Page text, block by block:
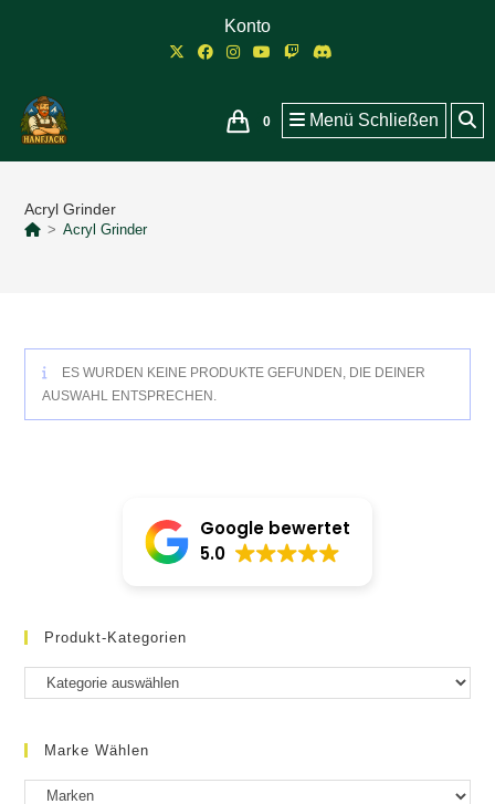
Konto
0 Menü Schließen
Acryl Grinder
> Acryl Grinder
ES WURDEN KEINE PRODUKTE GEFUNDEN, DIE DEINER
AUSWAHL ENTSPRECHEN.
Google bewertet
5.0
Produkt-Kategorien
Marke Wählen